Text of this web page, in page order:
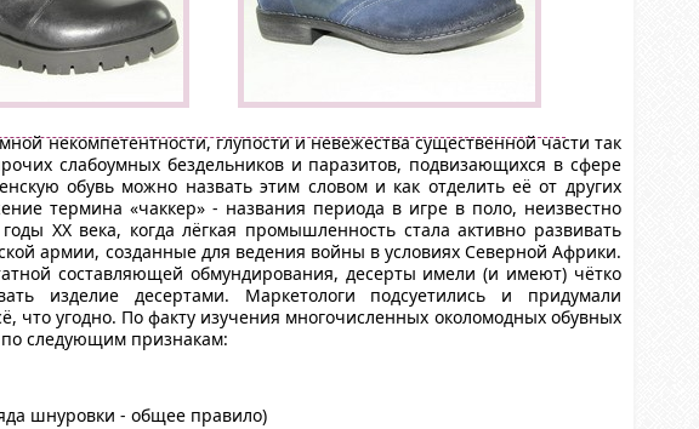
некомпетентности, глупости и невежества существенной части так
слабоумных бездельников и паразитов, подвизающихся в сфере
обувь можно назвать этим словом и как отделить её от других
термина «чаккер» - названия периода в игре в поло, неизвестно
ΧΧ века, когда лёгкая промышленность стала активно развивать
армии, созданные для ведения войны в условиях Северной Африки.
составляющей обмундирования, десерты имели (и имеют) чётко
изделие десертами. Маркетологи подсуетились и придумали
что угодно. По факту изучения многочисленных околомодных обувных
по следующим признакам:
шнуровки - общее правило)